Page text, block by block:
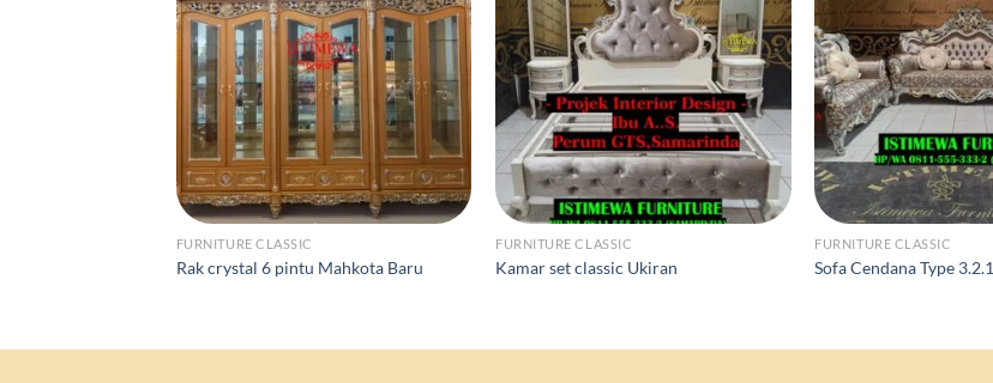
FURNITURE CLASSIC
Rak crystal 6 pintu Mahkota Baru
FURNITURE CLASSIC
Kamar set classic Ukiran
FURNITURE CLASSIC
Sofa Cendana Type 3.2.1